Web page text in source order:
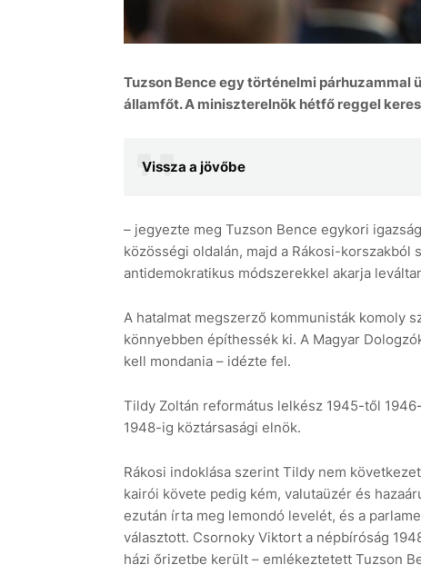
Tuzson Bence egy történelmi
államfőt. A miniszterelnök hétfő reggel
Vissza a jövőbe
– jegyezte meg Tuzson Bence egykori
közösségi oldalán, majd a Rákosi-
antidemokratikus módszerekkel akarja
A hatalmat megszerző kommunisták komoly
könnyebben építhessék ki. A Magyar
kell mondania – idézte fel.
Tildy Zoltán református lelkész 1945-től
1948-ig köztársasági elnök.
Rákosi indoklása szerint Tildy nem
kairói követe pedig kém, valutaüzér és
ezután írta meg lemondó levelét, és a
választott. Csornoky Viktort a népbíróság
házi őrizetbe került – emlékeztetett Tuzson